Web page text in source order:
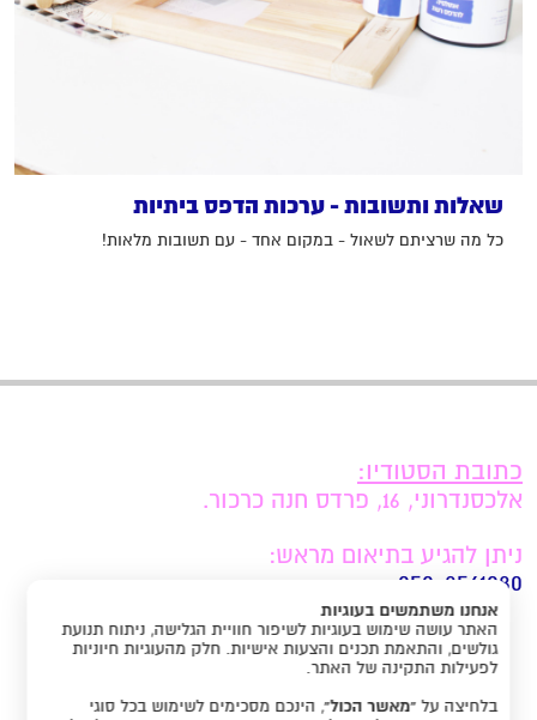
שאלות ותשובות - ערכות הדפס ביתיות
כל מה שרציתם לשאול - במקום אחד - עם תשובות מלאות!
כתובת הסטודיו:
אלכסנדרוני, 16, פרדס חנה כרכור.
ניתן להגיע בתיאום מראש:
050-8561080
תקנון האתר
אנחנו משתמשים בעוגיות
האתר עושה שימוש בעוגיות לשיפור חוויית הגלישה, ניתוח תנועת
גולשים, והתאמת תכנים והצעות אישיות. חלק מהעוגיות חיוניות
לפעילות התקינה של האתר.
בלחיצה על “מאשר הכול”, הינכם מסכימים לשימוש בכל סוגי